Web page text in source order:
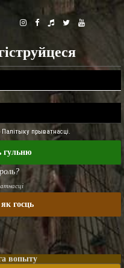
прыватнасці.
гульню
госць
вопыту